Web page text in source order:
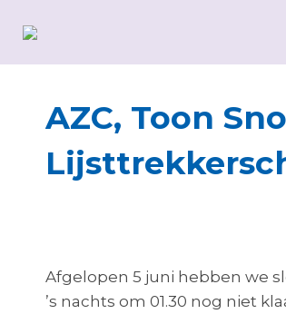
AZC, Toon
Afgelopen 5 juni hebben we
’s nachts om 01.30 nog niet